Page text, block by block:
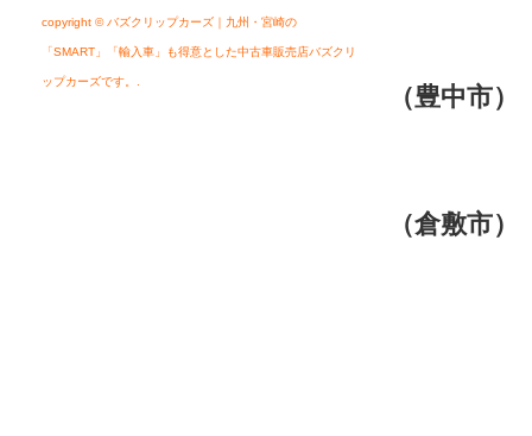
copyright © バズクリップカーズ｜九州・宮崎の
「SMART」「輸入車」も得意とした中古車販売店バズクリ
ップカーズです。.
（豊中市）
（倉敷市